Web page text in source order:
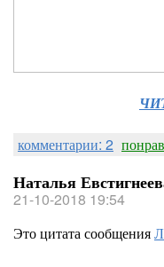
комментарии: 2
Наталья
21-10-2018 19:54
Это цитата сообщения